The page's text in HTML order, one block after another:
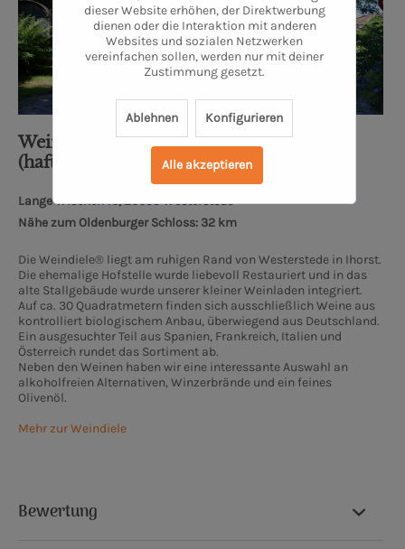
Weindiele® M.K. Weinhandel UG
(haftungsbeschränkt)
Lange Wischen 10, 26655 Westerstede
Nähe zum Oldenburger Schloss: 32 km
Die Weindiele® liegt am ruhigen Rand von Westerstede in Ihorst.
Die ehemalige Hofstelle wurde liebevoll Restauriert und in das
alte Stallgebäude wurde unserer kleiner Weinladen integriert.
Auf ca. 30 Quadratmetern finden sich ausschließlich Weine aus
kontrolliert biologischem Anbau, überwiegend aus Deutschland.
Ein ausgesuchter Teil aus Spanien, Frankreich, Italien und
Österreich rundet das Sortiment ab.
Neben den Weinen haben wir eine interessante Auswahl an
alkoholfreien Alternativen, Winzerbrände und ein feines
Olivenöl.
Mehr zur Weindiele
Bewertung
dieser Website erhöhen, der Direktwerbung
dienen oder die Interaktion mit anderen
Websites und sozialen Netzwerken
vereinfachen sollen, werden nur mit deiner
Zustimmung gesetzt.
Ablehnen Konfigurieren
Alle akzeptieren